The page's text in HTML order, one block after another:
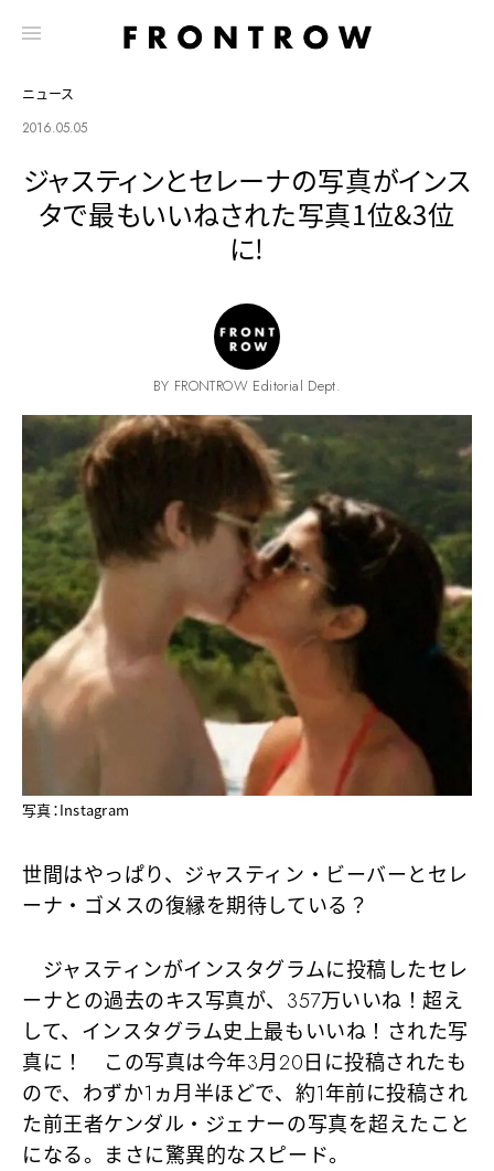
ニュース
2016.05.05
ジャスティンとセレーナの写真がインス
タで最もいいねされた写真1位&3位
に!
BY FRONTROW Editorial Dept.
写真：Instagram
世間はやっぱり、ジャスティン・ビーバーとセレ
ーナ・ゴメスの復縁を期待している？
ジャスティンがインスタグラムに投稿したセレ
ーナとの過去のキス写真が、357万いいね！超え
して、インスタグラム史上最もいいね！された写
真に！ この写真は今年3月20日に投稿されたも
ので、わずか1ヵ月半ほどで、約1年前に投稿され
た前王者ケンダル・ジェナーの写真を超えたこと
になる。まさに驚異的なスピード。